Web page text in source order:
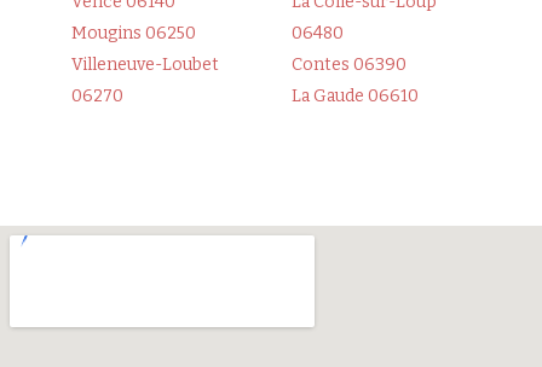
Mougins 06250
Villeneuve-Loubet
06270
06480
Contes 06390
La Gaude 06610